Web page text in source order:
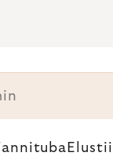
Elustiil